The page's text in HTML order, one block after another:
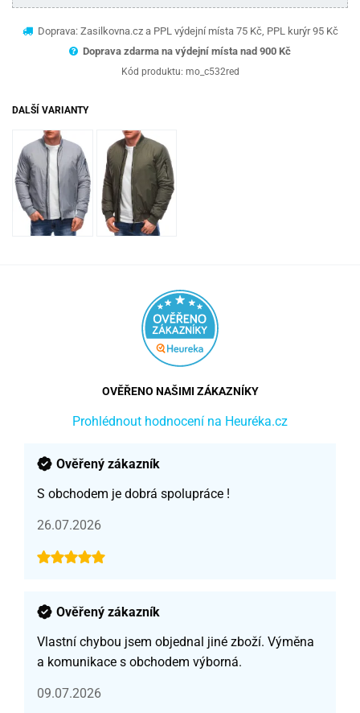
Doprava: Zasilkovna.cz a PPL výdejní místa 75 Kč, PPL kurýr 95 Kč
Doprava zdarma na výdejní místa nad 900 Kč
Kód produktu: mo_c532red
DALŠÍ VARIANTY
OVĚŘENO NAŠIMI ZÁKAZNÍKY
Prohlédnout hodnocení na Heuréka.cz
Ověřený zákazník
S obchodem je dobrá spolupráce !
26.07.2026
Ověřený zákazník
Vlastní chybou jsem objednal jiné zboží. Výměna
a komunikace s obchodem výborná.
09.07.2026